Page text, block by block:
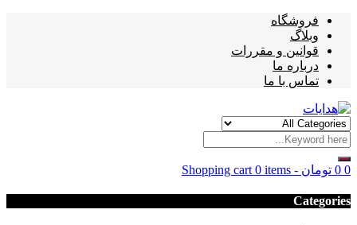
فروشگاه
وبلاگ
قوانین و مقررات
درباره ما
تماس با ما
Shopping cart 0 items - 0 تومان 0
Categories